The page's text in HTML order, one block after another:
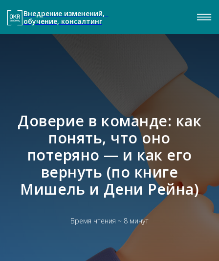
Внедрение изменений,
обучение, консалтинг
Доверие в команде: как
понять, что оно
потеряно — и как его
вернуть (по книге
Мишель и Дени Рейна)
Время чтения ~ 8 минут